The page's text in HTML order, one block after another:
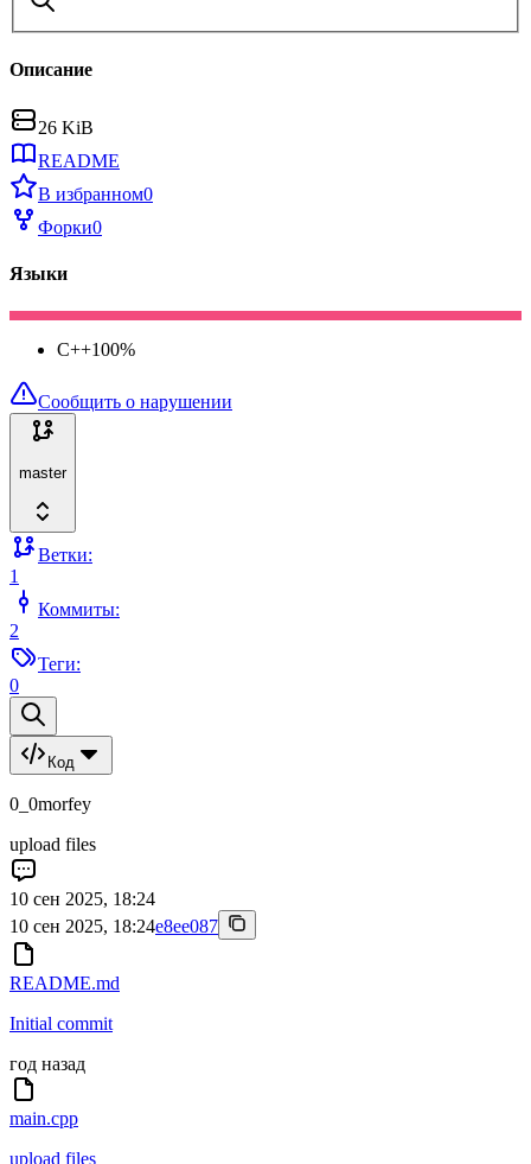
Описание
26 KiB
README
В избранном0
Форки0
Языки
C++100%
Сообщить о нарушении
master
Ветки:
1
Коммиты:
2
Теги:
0
Код
0_0morfey
upload files
10 сен 2025, 18:24
10 сен 2025, 18:24e8ee087
README.md
Initial commit
год назад
main.cpp
upload files